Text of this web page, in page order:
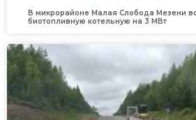
В микрорайоне Малая Слобода Мезени
биотопливную котельную на 3 МВт